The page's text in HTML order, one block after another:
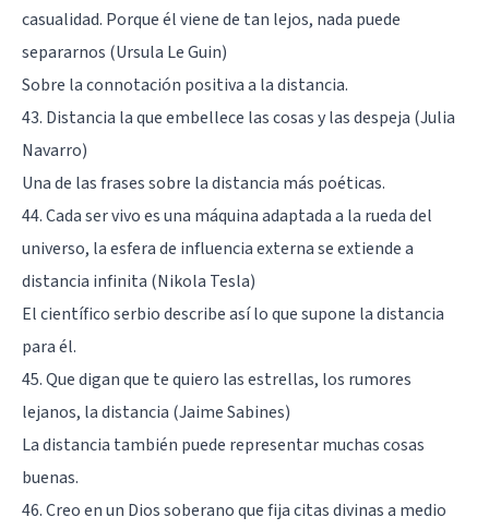
casualidad. Porque él viene de tan lejos, nada puede
separarnos (Ursula Le Guin)
Sobre la connotación positiva a la distancia.
43. Distancia la que embellece las cosas y las despeja (Julia
Navarro)
Una de las frases sobre la distancia más poéticas.
44. Cada ser vivo es una máquina adaptada a la rueda del
universo, la esfera de influencia externa se extiende a
distancia infinita (Nikola Tesla)
El científico serbio describe así lo que supone la distancia
para él.
45. Que digan que te quiero las estrellas, los rumores
lejanos, la distancia (Jaime Sabines)
La distancia también puede representar muchas cosas
buenas.
46. Creo en un Dios soberano que fija citas divinas a medio